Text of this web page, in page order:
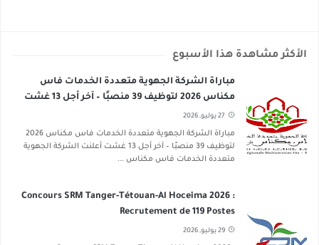
الأكثر مشاهدة هذا الأسبوع
مباراة الشركة الجهوية متعددة الخدمات فاس
مكناس 2026 لتوظيف 39 منصبًا – آخر أجل 13 غشت
2026
27 يوليو, 2026
مباراة الشركة الجهوية متعددة الخدمات فاس مكناس 2026
لتوظيف 39 منصبًا – آخر أجل 13 غشت أعلنت الشركة الجهوية
متعددة الخدمات فاس مكناس ...
Concours SRM Tanger-Tétouan-Al Hoceima 2026 :
Recrutement de 119 Postes
29 يوليو, 2026